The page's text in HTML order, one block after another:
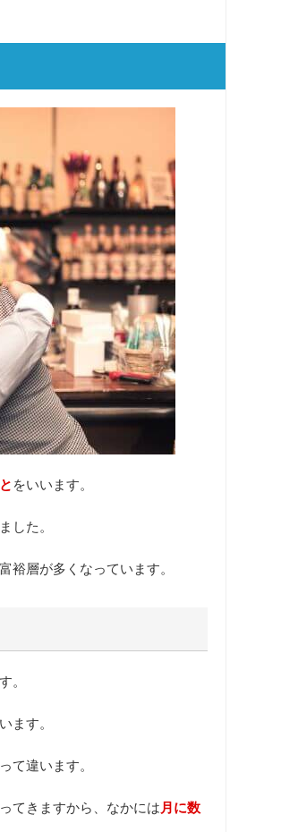
をいいます。
した。
裕層が多くなっています。
。
ます。
て違います。
てきますから、なかには 月に数